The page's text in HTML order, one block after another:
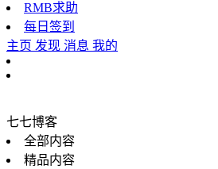
RMB求助
每日签到
主页 发现 消息 我的
七七博客
全部内容
精品内容